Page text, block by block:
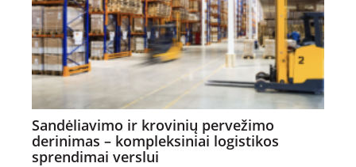
Sandėliavimo ir krovinių pervežimo
derinimas – kompleksiniai logistikos
sprendimai verslui